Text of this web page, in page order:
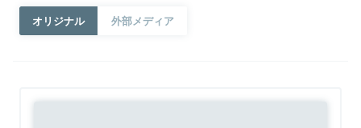
オリジナル 外部メディア